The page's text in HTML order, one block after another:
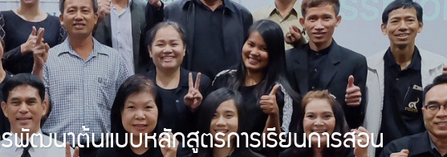
รพัฒนาต้นแบบหลักสูตรการเรียนการสอน